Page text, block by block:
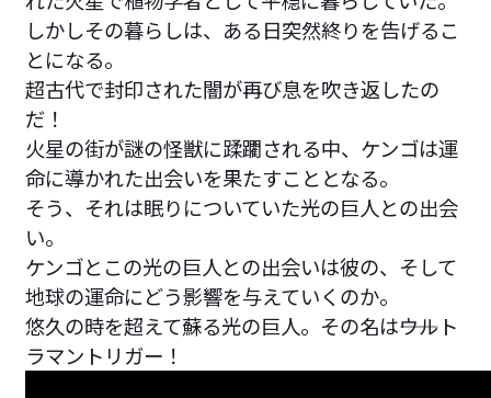
しかしその暮らしは、ある日突然終りを告げるこ
とになる。
超古代で封印された闇が再び息を吹き返したの
だ！
火星の街が謎の怪獣に蹂躙される中、ケンゴは運
命に導かれた出会いを果たすこととなる。
そう、それは眠りについていた光の巨人との出会
い。
ケンゴとこの光の巨人との出会いは彼の、そして
地球の運命にどう影響を与えていくのか。
悠久の時を超えて蘇る光の巨人。その名は――ウルト
ラマントリガー！